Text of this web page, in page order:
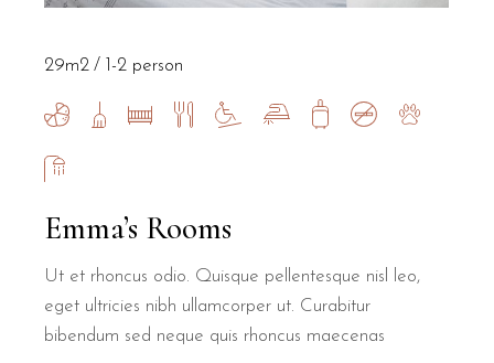
Emma’s Rooms
Ut et rhoncus odio. Quisque pellentesque nisl leo,
eget ultricies nibh ullamcorper ut. Curabitur
bibendum sed neque quis rhoncus maecenas
29m2 1-2 person